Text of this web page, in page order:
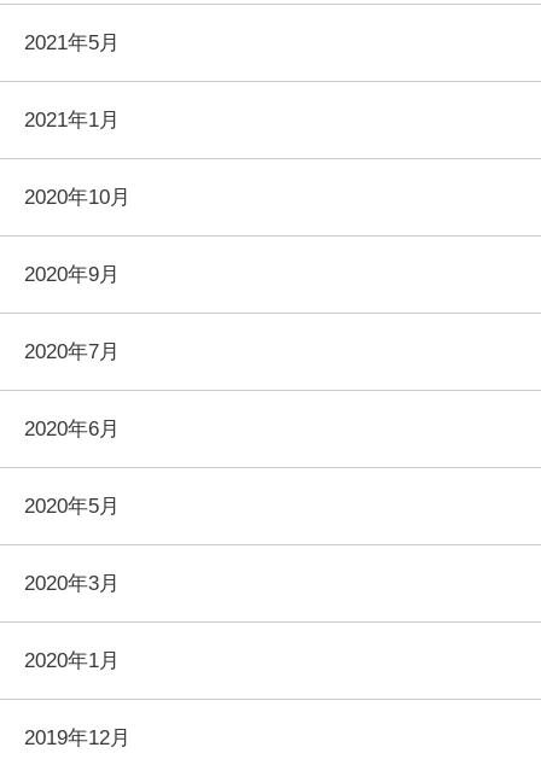
2021年5月
2021年1月
2020年10月
2020年9月
2020年7月
2020年6月
2020年5月
2020年3月
2020年1月
2019年12月